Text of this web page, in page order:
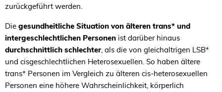
zurückgeführt werden.
Die gesundheitliche Situation von älteren trans* und
intergeschlechtlichen Personen ist darüber hinaus
durchschnittlich schlechter, als die von gleichaltrigen LSB*
und cisgeschlechtlichen Heterosexuellen. So haben ältere
trans* Personen im Vergleich zu älteren cis-heterosexuellen
Personen eine höhere Wahrscheinlichkeit, körperlich